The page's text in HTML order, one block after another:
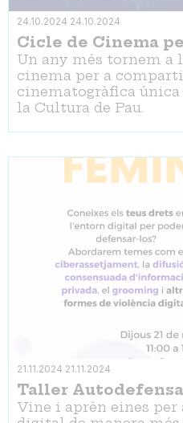
24.10.2024 24.10.2024
Cicle de Cinema
Un any més tornem a
cinema per a
cinematogràfica única
la Cultura de Pau.
21.11.2024 21.11.2024
Taller
Vine i aprèn eines per